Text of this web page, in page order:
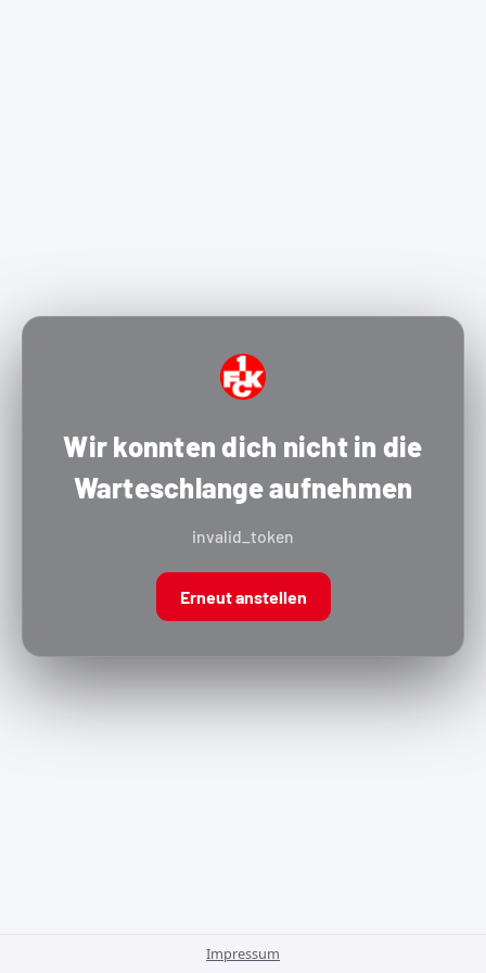
Wir konnten dich nicht in die
Warteschlange aufnehmen
invalid_token
Erneut anstellen
Impressum